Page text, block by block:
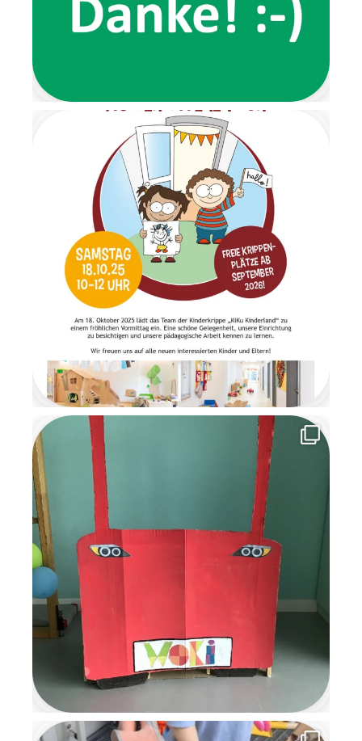
Eingangsbereich wartete eine
Nachricht der beiden Wichtel
und forderte die Kinder dazu
Mit stimmungsvoller
Weihnachtsmusik wurden alle
Kinder herzlich begrüßt.
Gemeinsam frühstückten wir
in ruhiger und gemütlicher
Atmosphäre. Anschließend
wartete ein Geschenketisch,
an dem die Überraschungen
im Morgenkreis gemeinsam
ausgepackt wurden. Es war
ein Moment voller Staunen
und Freude. Am letzten Tag
der Wichtelzeit
verabschiedeten sich die
Wichtel mit einem
Abschiedsbrief. Sie bedankten
sich für die schöne
gemeinsame Zeit und
versprachen den Kindern, im
nächsten Jahr
wiederzukommen. Die
Wichtelzeit war für alle eine
besondere, magische Zeit
voller Kreativität,
Gemeinschaft und
weihnachtlicher Vorfreude, an
die wir uns noch lange
erinnern werden.